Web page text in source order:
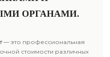
ОРГАНАМИ.
— это профессиональная
стоимости различных